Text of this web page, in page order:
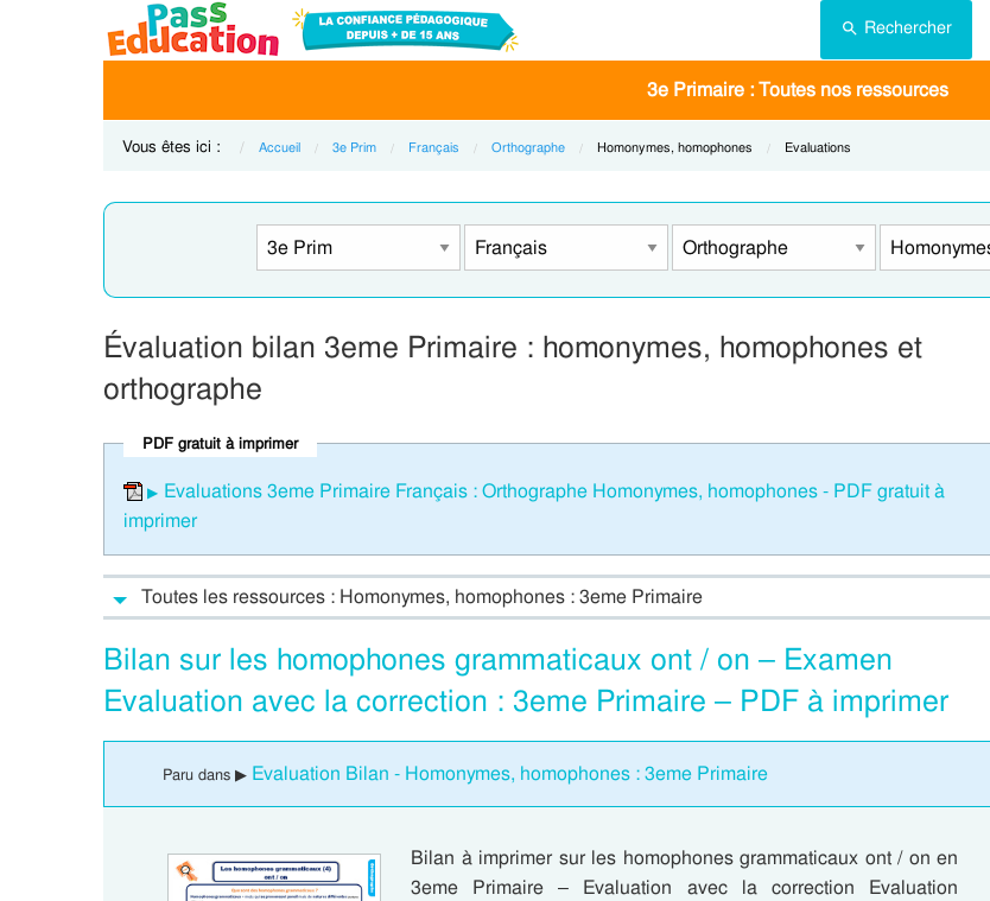
Rechercher
3e Primaire : Toutes nos ressources
Vous êtes ici : Accueil 3e Prim Français Orthographe Current:
Homonymes, homophones Current:
Evaluations
Évaluation bilan 3eme Primaire : homonymes, homophones et
orthographe
PDF gratuit à imprimer
Evaluations 3eme Primaire Français : Orthographe Homonymes, homophones - PDF gratuit à
imprimer
Toutes les ressources : Homonymes, homophones : 3eme Primaire
Bilan sur les homophones grammaticaux ont / on – Examen
Evaluation avec la correction : 3eme Primaire – PDF à imprimer
Paru dans ▶ Evaluation Bilan - Homonymes, homophones : 3eme Primaire
Bilan à imprimer sur les homophones grammaticaux ont / on en
3eme Primaire – Evaluation avec la correction Evaluation